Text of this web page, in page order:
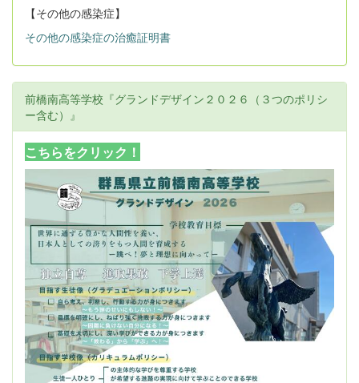
【その他の感染症】
その他の感染症の治癒証明書
前橋南高等学校『グランドデザイン２０２６（３つのポリシ
ー含む）』
こちらをクリック！